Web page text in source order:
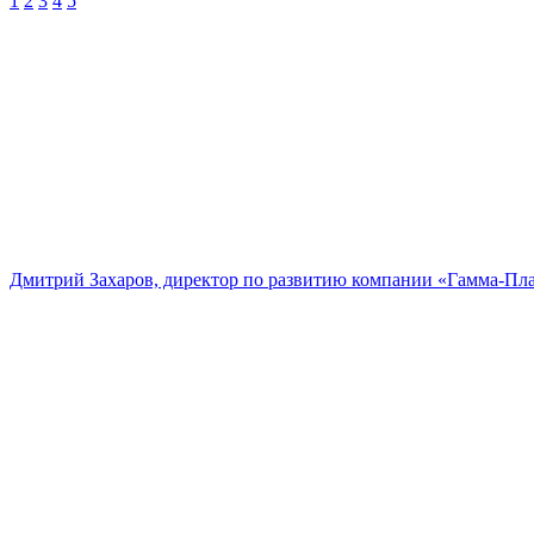
Дмитрий Захаров, директор по развитию компании «Гамма-